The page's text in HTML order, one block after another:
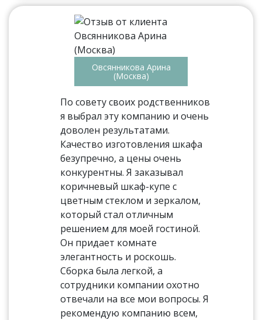
Овсянникова Арина
(Москва)
По совету своих родственников
я выбрал эту компанию и очень
доволен результатами.
Качество изготовления шкафа
безупречно, а цены очень
конкурентны. Я заказывал
коричневый шкаф-купе с
цветным стеклом и зеркалом,
который стал отличным
решением для моей гостиной.
Он придает комнате
элегантность и роскошь.
Сборка была легкой, а
сотрудники компании охотно
отвечали на все мои вопросы. Я
рекомендую компанию всем,